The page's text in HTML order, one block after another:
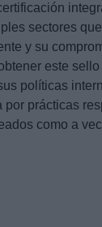
sectores
y su
este
políticas
por prácticas
como a